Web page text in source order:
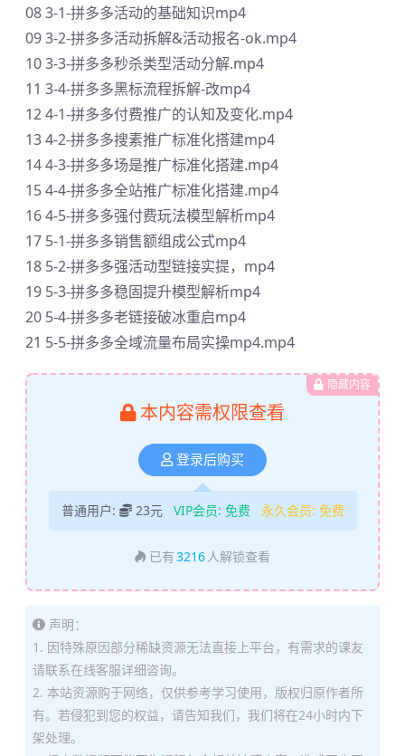
08 3-1-拼多多活动的基础知识mp4
09 3-2-拼多多活动拆解&活动报名-ok.mp4
10 3-3-拼多多秒杀类型活动分解.mp4
11 3-4-拼多多黑标流程拆解-改mp4
12 4-1-拼多多付费推广的认知及变化.mp4
13 4-2-拼多多搜素推广标准化搭建mp4
14 4-3-拼多多场是推广标准化搭建.mp4
15 4-4-拼多多全站推广标准化搭建.mp4
16 4-5-拼多多强付费玩法模型解析mp4
17 5-1-拼多多销售额组成公式mp4
18 5-2-拼多多强活动型链接实提，mp4
19 5-3-拼多多稳固提升模型解析mp4
20 5-4-拼多多老链接破冰重启mp4
21 5-5-拼多多全域流量布局实操mp4.mp4
隐藏内容
本内容需权限查看
登录后购买
普通用户: 23元 VIP会员: 免费 永久会员: 免费
已有3216 人解锁查看
声明：
1. 因特殊原因部分稀缺资源无法直接上平台，有需求的课友
请联系在线客服详细咨询。
2. 本站资源购于网络，仅供参考学习使用，版权归原作者所
有。若侵犯到您的权益，请告知我们，我们将在24小时内下
架处理。